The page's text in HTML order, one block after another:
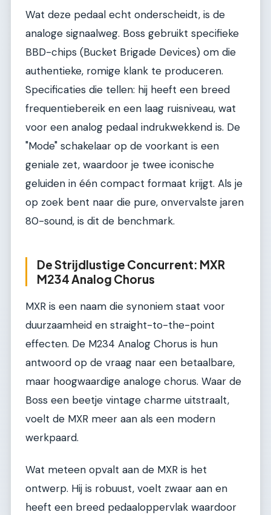
Wat deze pedaal echt onderscheidt, is de
analoge signaalweg. Boss gebruikt specifieke
BBD-chips (Bucket Brigade Devices) om die
authentieke, romige klank te produceren.
Specificaties die tellen: hij heeft een breed
frequentiebereik en een laag ruisniveau, wat
voor een analog pedaal indrukwekkend is. De
"Mode" schakelaar op de voorkant is een
geniale zet, waardoor je twee iconische
geluiden in één compact formaat krijgt. Als je
op zoek bent naar die pure, onvervalste jaren
80-sound, is dit de benchmark.
De Strijdlustige Concurrent: MXR
M234 Analog Chorus
MXR is een naam die synoniem staat voor
duurzaamheid en straight-to-the-point
effecten. De M234 Analog Chorus is hun
antwoord op de vraag naar een betaalbare,
maar hoogwaardige analoge chorus. Waar de
Boss een beetje vintage charme uitstraalt,
voelt de MXR meer aan als een modern
werkpaard.
Wat meteen opvalt aan de MXR is het
ontwerp. Hij is robuust, voelt zwaar aan en
heeft een breed pedaaloppervlak waardoor